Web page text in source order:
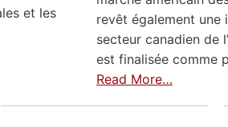
et les
revêt également
secteur canadien de
est finalisée comme
Read More…